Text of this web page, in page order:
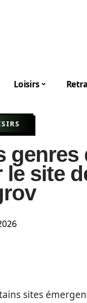
Loisirs
le site
sites